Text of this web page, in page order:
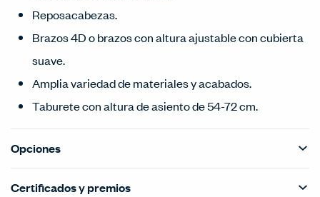
Reposacabezas.
Brazos 4D o brazos con altura ajustable con cubierta
suave.
Amplia variedad de materiales y acabados.
Taburete con altura de asiento de 54-72 cm.
Opciones
Certificados y premios